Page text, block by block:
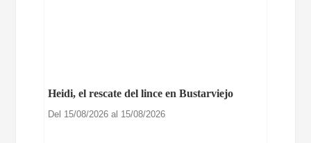
Heidi, el rescate del lince en Bustarviejo
Del 15/08/2026 al 15/08/2026